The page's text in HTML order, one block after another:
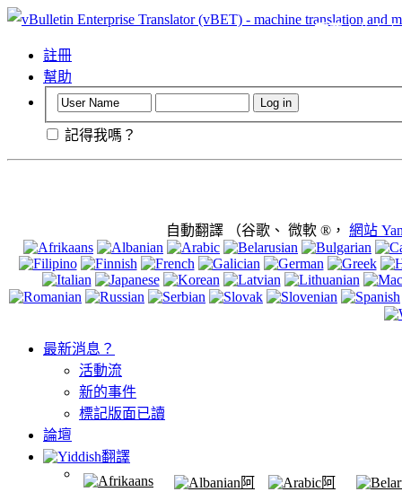
重要：此頁
註冊
幫助
記得我嗎？
自動翻譯 （谷歌、 微軟 ®， 網站
最新消息？
活動流
新的事件
標記版面已讀
論壇
翻譯
阿
阿